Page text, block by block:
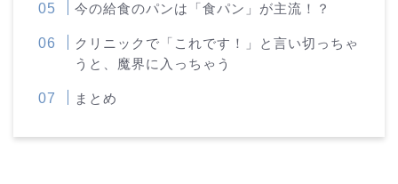
今の給食のパンは「食パン」が主流！？
クリニックで「これです！」と言い切っちゃ
うと、魔界に入っちゃう
まとめ